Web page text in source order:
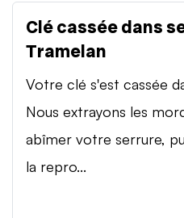
Clé cassée dans
Tramelan
Votre clé s'est cassée
Nous extrayons les
abîmer votre serrure,
la repro...